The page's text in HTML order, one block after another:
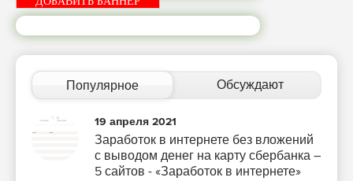
Популярное Обсуждают
19 апреля 2021
Заработок в интернете без вложений
с выводом денег на карту сбербанка –
5 сайтов - «Заработок в интернете»